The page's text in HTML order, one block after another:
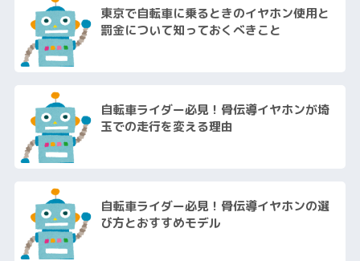
東京で自転車に乗るときのイヤホン使用と
罰金について知っておくべきこと
自転車ライダー必見！骨伝導イヤホンが埼
玉での走行を変える理由
自転車ライダー必見！骨伝導イヤホンの選
び方とおすすめモデル